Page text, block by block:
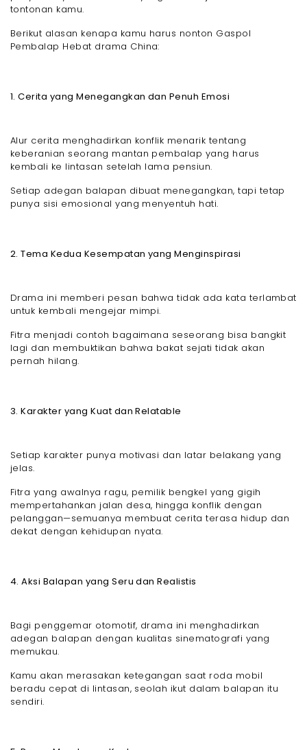
tontonan kamu.
Berikut alasan kenapa kamu harus nonton Gaspol
Pembalap Hebat drama China:
1. Cerita yang Menegangkan dan Penuh Emosi
Alur cerita menghadirkan konflik menarik tentang
keberanian seorang mantan pembalap yang harus
kembali ke lintasan setelah lama pensiun.
Setiap adegan balapan dibuat menegangkan, tapi tetap
punya sisi emosional yang menyentuh hati.
2. Tema Kedua Kesempatan yang Menginspirasi
Drama ini memberi pesan bahwa tidak ada kata terlambat
untuk kembali mengejar mimpi.
Fitra menjadi contoh bagaimana seseorang bisa bangkit
lagi dan membuktikan bahwa bakat sejati tidak akan
pernah hilang.
3. Karakter yang Kuat dan Relatable
Setiap karakter punya motivasi dan latar belakang yang
jelas.
Fitra yang awalnya ragu, pemilik bengkel yang gigih
mempertahankan jalan desa, hingga konflik dengan
pelanggan—semuanya membuat cerita terasa hidup dan
dekat dengan kehidupan nyata.
4. Aksi Balapan yang Seru dan Realistis
Bagi penggemar otomotif, drama ini menghadirkan
adegan balapan dengan kualitas sinematografi yang
memukau.
Kamu akan merasakan ketegangan saat roda mobil
beradu cepat di lintasan, seolah ikut dalam balapan itu
sendiri.